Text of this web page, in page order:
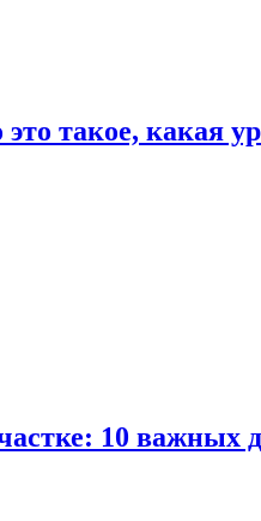
такое, какая
10 важных